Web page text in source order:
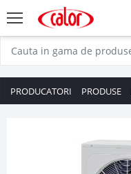
PRODUCATORI PRODUSE